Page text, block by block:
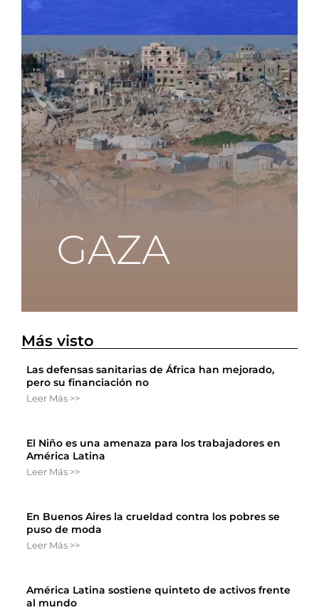
Más visto
Las defensas sanitarias de África han mejorado,
pero su financiación no
Leer Más >>
El Niño es una amenaza para los trabajadores en
América Latina
Leer Más >>
En Buenos Aires la crueldad contra los pobres se
puso de moda
Leer Más >>
América Latina sostiene quinteto de activos frente
al mundo